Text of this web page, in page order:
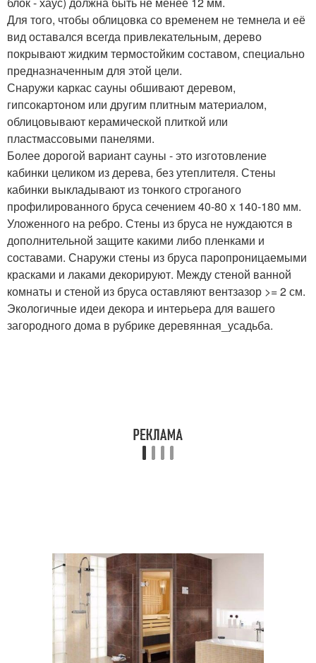
Для того, чтобы облицовка со временем не темнела и её
вид оставался всегда привлекательным, дерево
покрывают жидким термостойким составом, специально
предназначенным для этой цели.
Снаружи каркас сауны обшивают деревом,
гипсокартоном или другим плитным материалом,
облицовывают керамической плиткой или
пластмассовыми панелями.
Более дорогой вариант сауны - это изготовление
кабинки целиком из дерева, без утеплителя. Стены
кабинки выкладывают из тонкого строганого
профилированного бруса сечением 40-80 х 140-180 мм.
Уложенного на ребро. Стены из бруса не нуждаются в
дополнительной защите какими либо пленками и
составами. Снаружи стены из бруса паропроницаемыми
красками и лаками декорируют. Между стеной ванной
комнаты и стеной из бруса оставляют вентзазор >= 2 см.
Экологичные идеи декора и интерьера для вашего
загородного дома в рубрике деревянная_усадьба.